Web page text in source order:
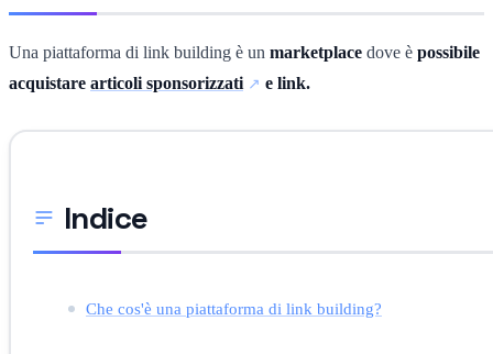
Una piattaforma di link building è un marketplace dove è possibile
acquistare articoli sponsorizzati e link.
Indice
Che cos'è una piattaforma di link building?